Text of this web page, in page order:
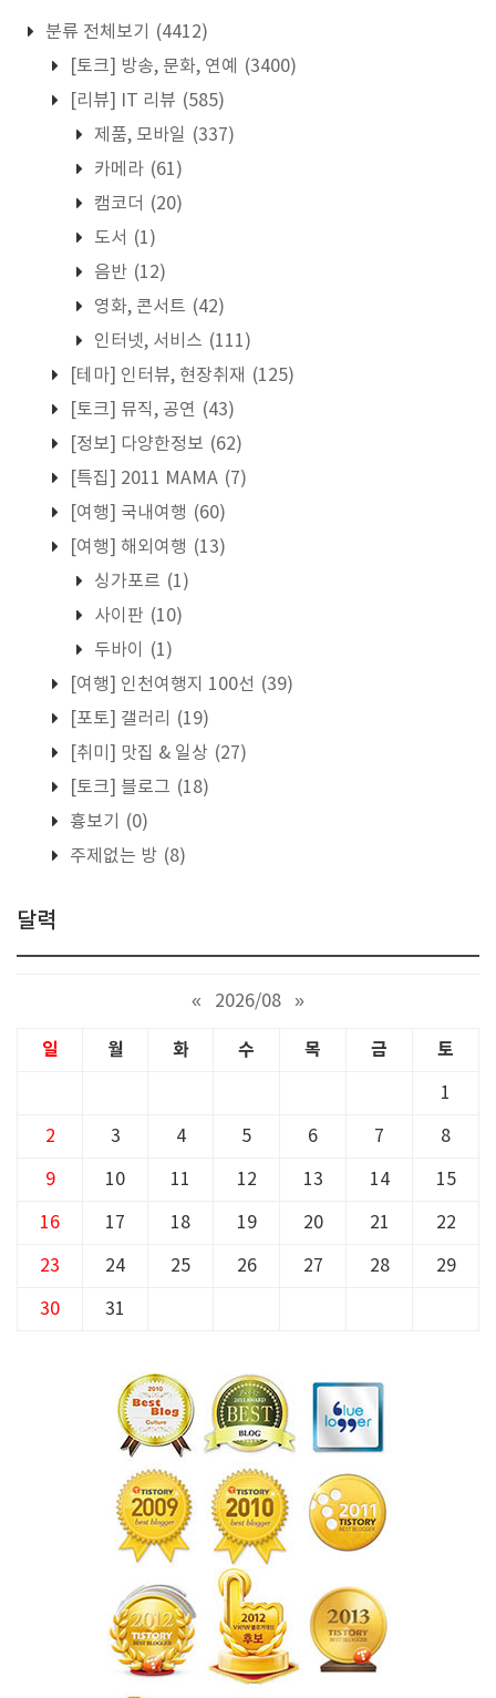
분류 전체보기
(4412)
[토크] 방송, 문화, 연예
(3400)
[리뷰] IT 리뷰 (585)
제품, 모바일 (337)
카메라 (61)
캠코더 (20)
도서 (1)
음반 (12)
영화, 콘서트 (42)
인터넷, 서비스 (111)
[테마] 인터뷰, 현장취재 (125)
[토크] 뮤직, 공연 (43)
[정보] 다양한정보 (62)
[특집] 2011 MAMA (7)
[여행] 국내여행 (60)
[여행] 해외여행 (13)
싱가포르 (1)
사이판 (10)
두바이
(1)
[여행] 인천여행지 100선 (39)
[포토] 갤러리
(19)
[취미] 맛집 & 일상 (27)
[토크] 블로그 (18)
흉보기
(0)
주제없는 방 (8)
달력
« 2026/08 »
일 월 화 수 목 금 토
1
2 3 4 5 6 7 8
9 10 11 12 13 14 15
16 17 18 19 20 21 22
23 24 25 26 27 28 29
30 31